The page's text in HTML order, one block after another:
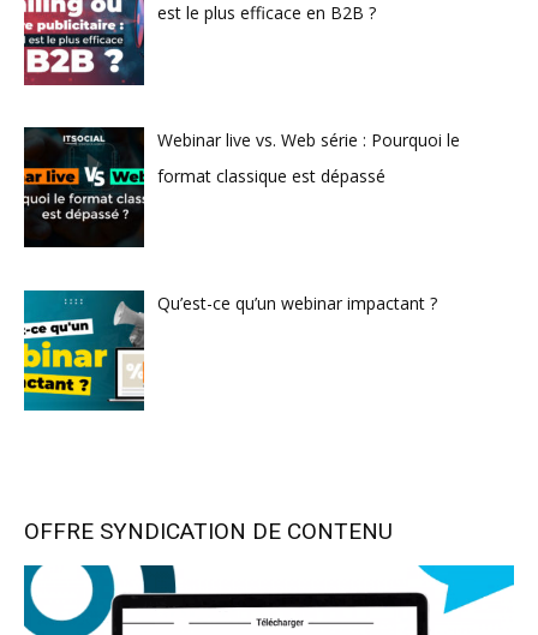
est le plus efficace en B2B ?
Webinar live vs. Web série : Pourquoi le
format classique est dépassé
Qu’est-ce qu’un webinar impactant ?
OFFRE SYNDICATION DE CONTENU